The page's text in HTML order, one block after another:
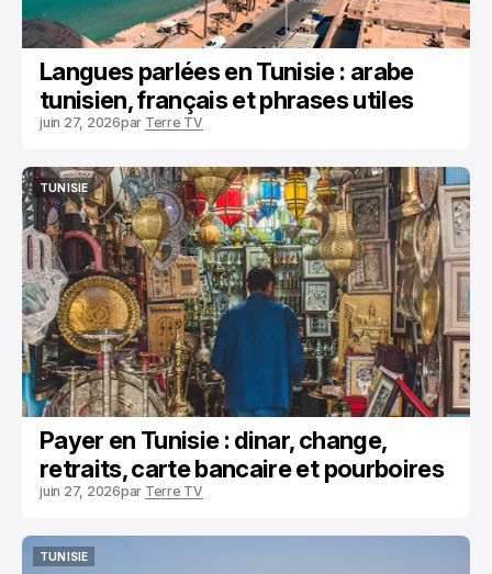
Langues parlées en Tunisie : arabe
tunisien, français et phrases utiles
juin 27, 2026par Terre TV
TUNISIE
TUNISIE
Payer en Tunisie : dinar, change,
retraits, carte bancaire et pourboires
juin 27, 2026par Terre TV
TUNISIE